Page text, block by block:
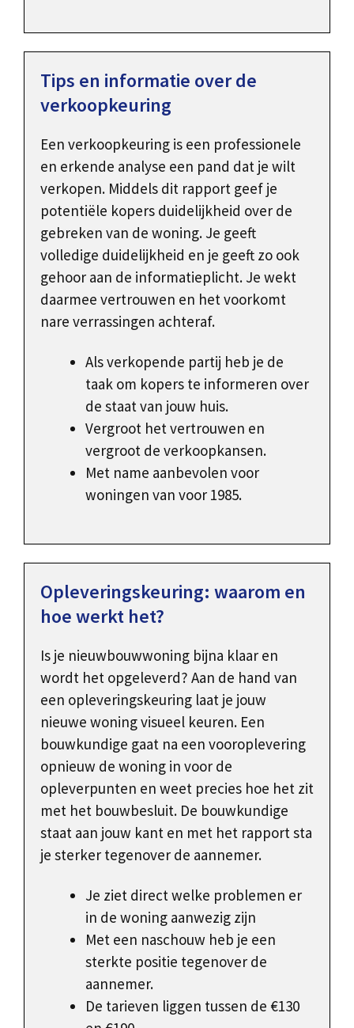
Tips en informatie over de
verkoopkeuring
Een verkoopkeuring is een professionele
en erkende analyse een pand dat je wilt
verkopen. Middels dit rapport geef je
potentiële kopers duidelijkheid over de
gebreken van de woning. Je geeft
volledige duidelijkheid en je geeft zo ook
gehoor aan de informatieplicht. Je wekt
daarmee vertrouwen en het voorkomt
nare verrassingen achteraf.
Als verkopende partij heb je de
taak om kopers te informeren over
de staat van jouw huis.
Vergroot het vertrouwen en
vergroot de verkoopkansen.
Met name aanbevolen voor
woningen van voor 1985.
Opleveringskeuring: waarom en
hoe werkt het?
Is je nieuwbouwwoning bijna klaar en
wordt het opgeleverd? Aan de hand van
een opleveringskeuring laat je jouw
nieuwe woning visueel keuren. Een
bouwkundige gaat na een vooroplevering
opnieuw de woning in voor de
opleverpunten en weet precies hoe het zit
met het bouwbesluit. De bouwkundige
staat aan jouw kant en met het rapport sta
je sterker tegenover de aannemer.
Je ziet direct welke problemen er
in de woning aanwezig zijn
Met een naschouw heb je een
sterkte positie tegenover de
aannemer.
De tarieven liggen tussen de €130